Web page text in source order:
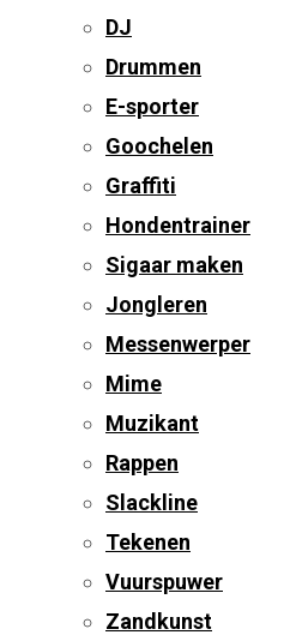
DJ
Drummen
E-sporter
Goochelen
Graffiti
Hondentrainer
Sigaar maken
Jongleren
Messenwerper
Mime
Muzikant
Rappen
Slackline
Tekenen
Vuurspuwer
Zandkunst